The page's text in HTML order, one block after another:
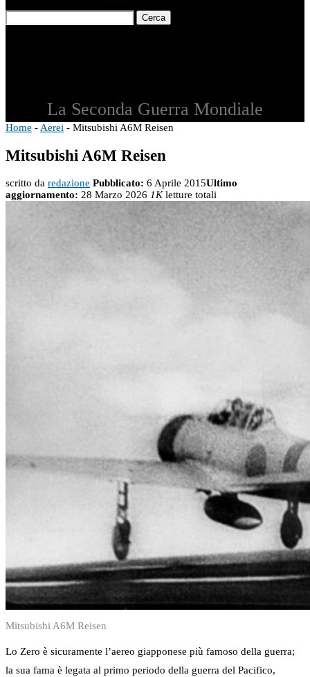
Cerca
La Seconda Guerra Mondiale
Home - Aerei - Mitsubishi A6M Reisen
Mitsubishi A6M Reisen
scritto da redazione Pubblicato: 6 Aprile 2015Ultimo
aggiornamento: 28 Marzo 2026 1Kletture totali
Mitsubishi A6M Reisen
Lo Zero è sicuramente l’aereo giapponese più famoso della guerra;
la sua fama è legata al primo periodo della guerra del Pacifico,